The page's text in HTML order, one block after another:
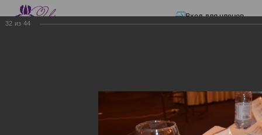
Вход для членов
Презентации —ЭЛЕКТРОННЫЕ СЧЕТА-ФАКТУРЫ.
32 из 44